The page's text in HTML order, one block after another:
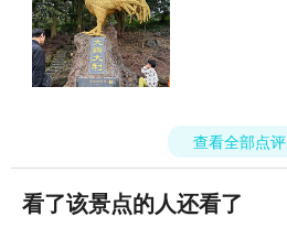
查看全部点评
看了该景点的人还看了